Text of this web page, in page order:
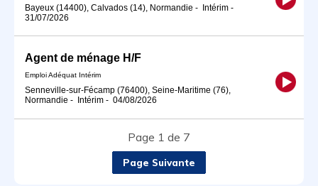
Bayeux (14400), Calvados (14), Normandie - Intérim -
31/07/2026
Agent de ménage H/F
Emploi Adéquat Intérim
Senneville-sur-Fécamp (76400), Seine-Maritime (76),
Normandie - Intérim - 04/08/2026
Page 1 de 7
Page Suivante